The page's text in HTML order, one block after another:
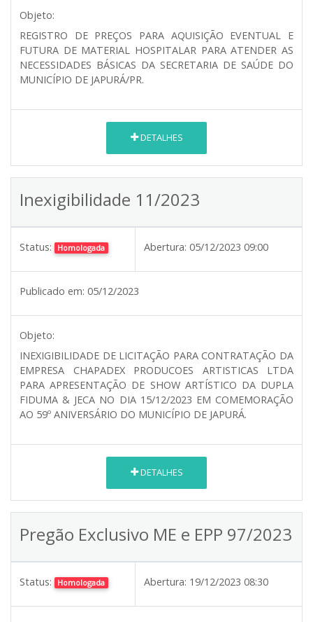
Objeto:
REGISTRO DE PREÇOS PARA AQUISIÇÃO EVENTUAL E
FUTURA DE MATERIAL HOSPITALAR PARA ATENDER AS
NECESSIDADES BÁSICAS DA SECRETARIA DE SAÚDE DO
MUNICÍPIO DE JAPURÁ/PR.
DETALHES
Inexigibilidade 11/2023
Status: Homologada Abertura: 05/12/2023 09:00
Publicado em: 05/12/2023
Objeto:
INEXIGIBILIDADE DE LICITAÇÃO PARA CONTRATAÇÃO DA
EMPRESA CHAPADEX PRODUCOES ARTISTICAS LTDA
PARA APRESENTAÇÃO DE SHOW ARTÍSTICO DA DUPLA
FIDUMA & JECA NO DIA 15/12/2023 EM COMEMORAÇÃO
AO 59º ANIVERSÁRIO DO MUNICÍPIO DE JAPURÁ.
DETALHES
Pregão Exclusivo ME e EPP 97/2023
Status: Homologada Abertura: 19/12/2023 08:30